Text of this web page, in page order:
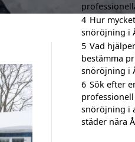
4 Hur
snöröjning i
5 Vad
bestämma
snöröjning i
6 Sök efter
snöröjning i
städer nära